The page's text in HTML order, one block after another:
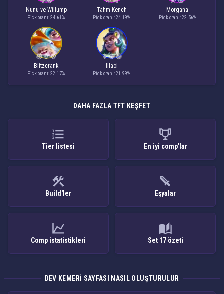
Nunu ve Willump
Pick oranı: 24.61%
Tahm Kench
Pick oranı: 24.19%
Morgana
Pick oranı: 22.56%
Blitzcrank
Pick oranı: 22.17%
Illaoi
Pick oranı: 21.99%
DAHA FAZLA TFT KEŞFET
Tier listesi En iyi comp'lar
Build'ler Eşyalar
Comp istatistikleri Set 17 özeti
DEV KEMERI SAYFASI NASIL OLUŞTURULUR